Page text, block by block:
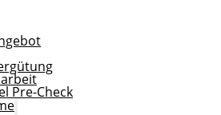
Pre-Check